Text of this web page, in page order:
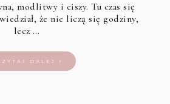
modlitwy i ciszy. Tu czas się
że nie liczą się godziny,
lecz …
DALEJ »